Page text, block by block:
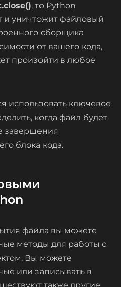
, то Python
и уничтожит файловый
сборщика
от вашего кода,
произойти в любое
использовать ключевое
когда файл будет
завершения
блока кода.
файла вы можете
методы для работы с
Вы можете
или записывать в